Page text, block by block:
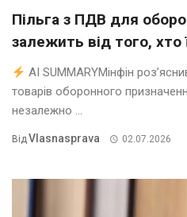
Пільга з ПДВ для
залежить від того, хто
AI SUMMARYМінфін
товарів оборонного
незалежно ...
ВідVlasnasprava 02.07.2026